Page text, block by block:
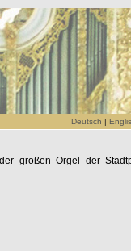
Deutsch |
großen Orgel der